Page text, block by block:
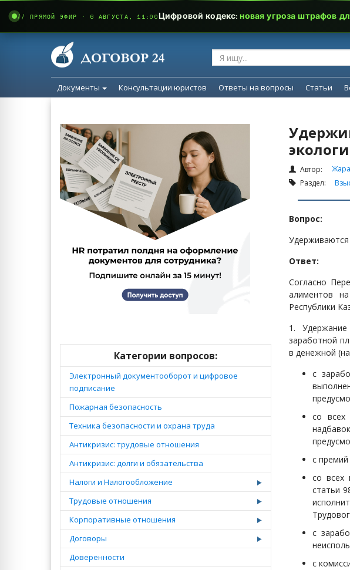
Документы Консультации юристов Ответы на вопросы Статьи
Категории вопросов:
Электронный документооборот и цифровое
подписание
Пожарная безопасность
Техника безопасности и охрана труда
Антикризис: трудовые отношения
Антикризис: долги и обязательства
Налоги и Налогообложение
Трудовые отношения
Корпоративные отношения
Договоры
Доверенности
Автор:
Раздел:
Вопрос:
Удерживаются
Ответ:
Согласно
алиментов
Республики
1.
заработной
в денежной
с
со всех
с
со всех
статьи
с
с
// ПРЯМОЙ ЭФИР · 6 АВГУСТА, 11:00Цифровой кодекс:новая угроза штрафов